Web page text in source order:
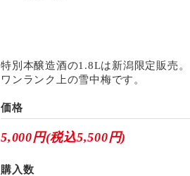
特別本醸造酒の1.8Lは新潟限定販売。
ワンランク上の雪中梅です。
価格
5,000円(税込5,500円)
購入数